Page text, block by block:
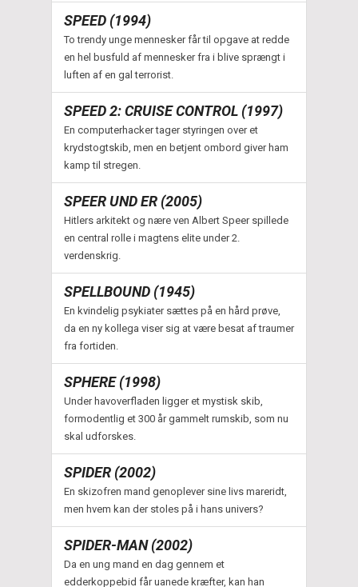
SPEED (1994)
To trendy unge mennesker får til opgave at redde
en hel busfuld af mennesker fra i blive sprængt i
luften af en gal terrorist.
SPEED 2: CRUISE CONTROL (1997)
En computerhacker tager styringen over et
krydstogtskib, men en betjent ombord giver ham
kamp til stregen.
SPEER UND ER (2005)
Hitlers arkitekt og nære ven Albert Speer spillede
en central rolle i magtens elite under 2.
verdenskrig.
SPELLBOUND (1945)
En kvindelig psykiater sættes på en hård prøve,
da en ny kollega viser sig at være besat af traumer
fra fortiden.
SPHERE (1998)
Under havoverfladen ligger et mystisk skib,
formodentlig et 300 år gammelt rumskib, som nu
skal udforskes.
SPIDER (2002)
En skizofren mand genoplever sine livs mareridt,
men hvem kan der stoles på i hans univers?
SPIDER-MAN (2002)
Da en ung mand en dag gennem et
edderkoppebid får uanede kræfter, kan han